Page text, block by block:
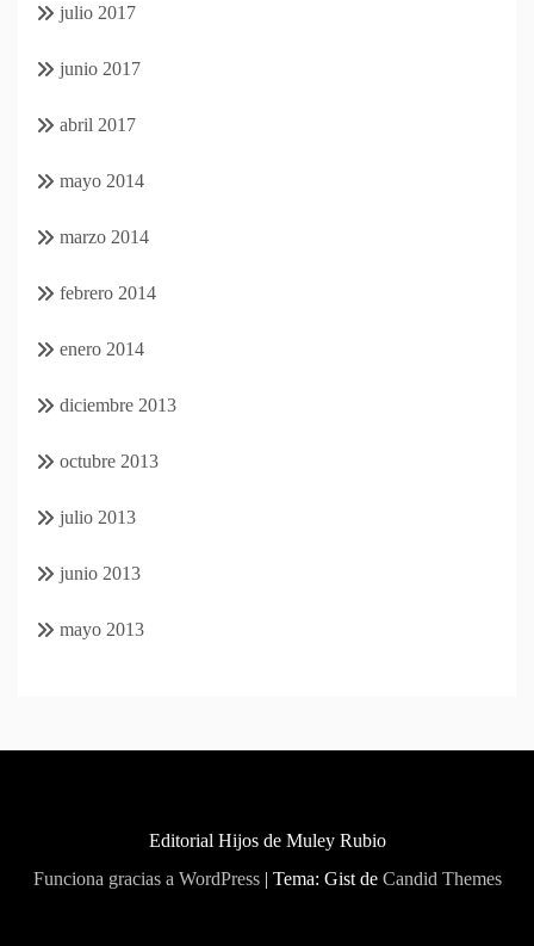
julio 2017
junio 2017
abril 2017
mayo 2014
marzo 2014
febrero 2014
enero 2014
diciembre 2013
octubre 2013
julio 2013
junio 2013
mayo 2013
Editorial Hijos de Muley Rubio
Funciona gracias a WordPress | Tema: Gist de Candid Themes